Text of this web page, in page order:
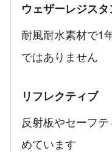
ウェザーレジス
耐風耐水素材で1
ではありません
リフレクティブ
反射板やセーフ
めています